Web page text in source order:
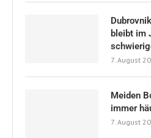
bleibt im
7. August
Meiden
immer
7. August